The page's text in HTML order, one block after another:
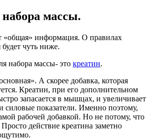
массы.
«общая» информация. О правилах
чуть ниже.
набора массы- это креатин.
А скорее добавка, которая
Креатин, при его дополнительном
запасается в мышцах, и увеличивает
показатели. Именно поэтому,
рабочей добавкой. Но не потому, что
действие креатина заметно